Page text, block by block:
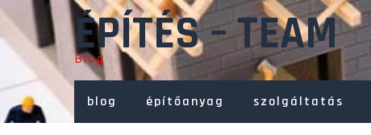
Skip
content
ÉPÍTÉS – TEAM
Blog
blog építőanyag szolgáltatás